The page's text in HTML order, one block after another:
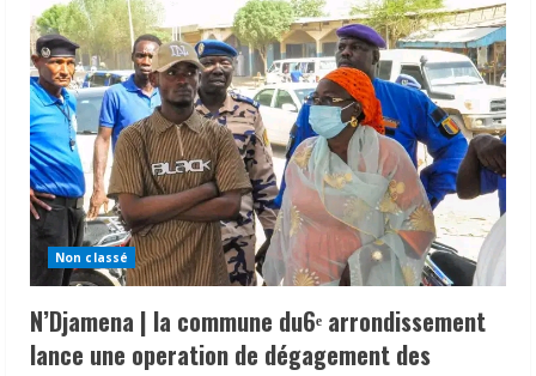
Non classé
N’Djamena | la commune du6ᵉ arrondissement
lance une operation de dégagement des